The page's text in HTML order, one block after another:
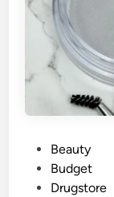
Beauty
Budget
Drugstore